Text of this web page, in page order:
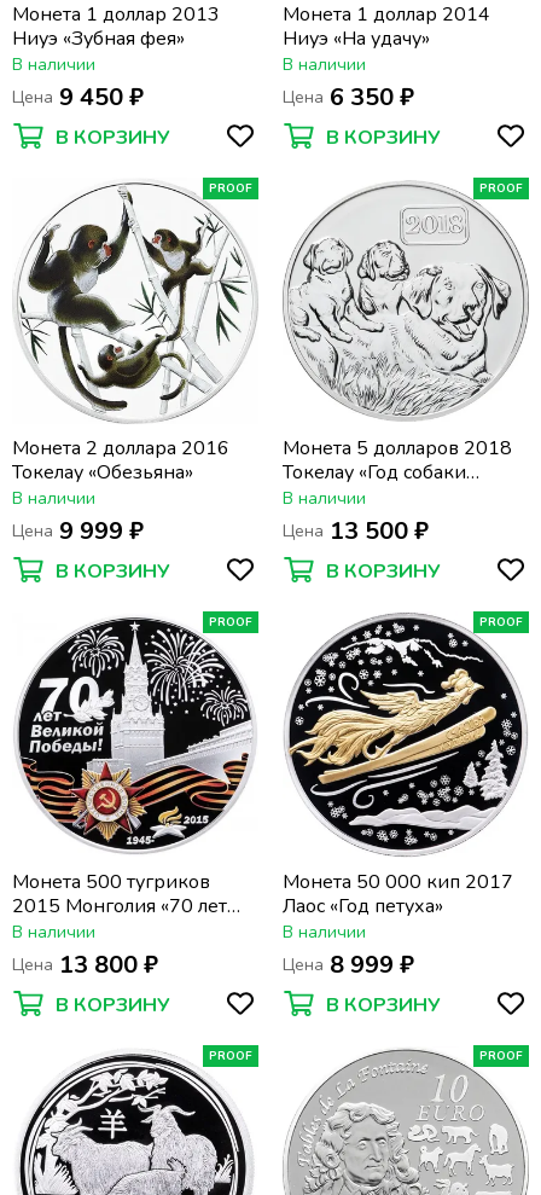
Монета 1 доллар 2013
Ниуэ «Зубная фея»
В наличии
Цена 9 450 ₽
В КОРЗИНУ
Монета 1 доллар 2014
Ниуэ «На удачу»
В наличии
Цена 6 350 ₽
В КОРЗИНУ
PROOF
Монета 2 доллара 2016
Токелау «Обезьяна»
В наличии
Цена 9 999 ₽
В КОРЗИНУ
PROOF
Монета 5 долларов 2018
Токелау «Год собаки
семья»
В наличии
Цена 13 500 ₽
В КОРЗИНУ
PROOF
Монета 500 тугриков
2015 Монголия «70 лет
Великой Победы»
В наличии
Цена 13 800 ₽
В КОРЗИНУ
PROOF
Монета 50 000 кип 2017
Лаос «Год петуха»
В наличии
Цена 8 999 ₽
В КОРЗИНУ
PROOF PROOF